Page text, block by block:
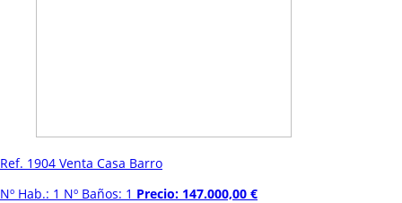
Ref. 1904 Venta Casa Barro
Nº Hab.: 1 Nº Baños: 1 Precio: 147.000,00 €